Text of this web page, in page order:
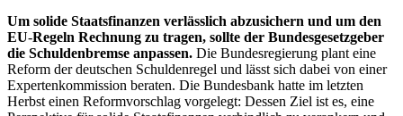
Um solide Staatsfinanzen verlässlich abzusichern und um den
EU-Regeln Rechnung zu tragen, sollte der Bundesgesetzgeber
die Schuldenbremse anpassen. Die Bundesregierung plant eine
Reform der deutschen Schuldenregel und lässt sich dabei von einer
Expertenkommission beraten. Die Bundesbank hatte im letzten
Herbst einen Reformvorschlag vorgelegt: Dessen Ziel ist es, eine